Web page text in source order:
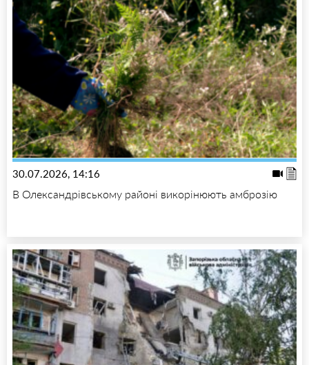
30.07.2026, 14:16
В Олександрівському районі викорінюють амброзію